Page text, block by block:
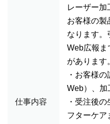
仕事内容
レーザー加
お客様の製
なります。
Web広報ま
があります
・お客様
Web）、加
・受注後
フターケア